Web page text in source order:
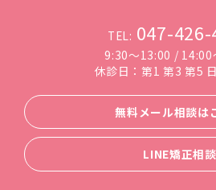
TEL: 047-426-
9:30～13:00 / 14:00
休診日：第1 第3 第5
無料メール相談は
LINE矯正相談